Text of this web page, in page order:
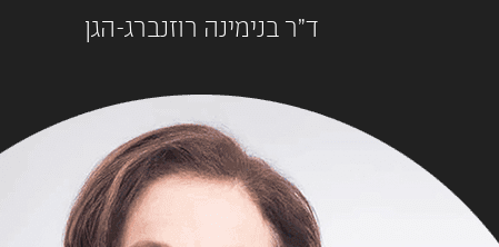
ד"ר בנימינה רוזנברג-הגן